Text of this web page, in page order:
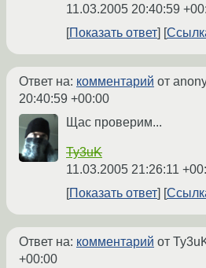
11.03.2005 20:40:59
Показать ответ
Ответ на: комментарий от
20:40:59 +00:00
Щас проверим...
Ty3uK
11.03.2005 21:26:11
Показать ответ
Ответ на: комментарий от
+00:00